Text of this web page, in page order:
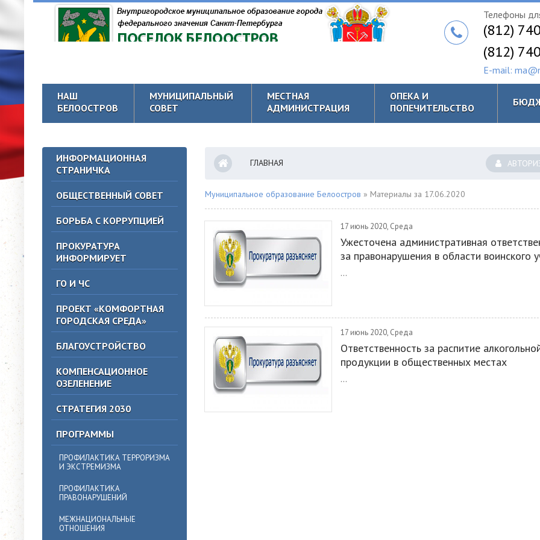
Телефоны
(812)
(812)
E-mail:
НАШ
БЕЛООСТРОВ
МУНИЦИПАЛЬНЫЙ
СОВЕТ
МЕСТНАЯ
АДМИНИСТРАЦИЯ
ОПЕКА И
ПОПЕЧИТЕЛЬСТВО
ИНФОРМАЦИОННАЯ
СТРАНИЧКА
ОБЩЕСТВЕННЫЙ СОВЕТ
БОРЬБА С КОРРУПЦИЕЙ
ПРОКУРАТУРА
ИНФОРМИРУЕТ
ГО И ЧС
ПРОЕКТ «КОМФОРТНАЯ
ГОРОДСКАЯ СРЕДА»
БЛАГОУСТРОЙСТВО
КОМПЕНСАЦИОННОЕ
ОЗЕЛЕНЕНИЕ
СТРАТЕГИЯ 2030
ПРОГРАММЫ
ПРОФИЛАКТИКА ТЕРРОРИЗМА
И ЭКСТРЕМИЗМА
ПРОФИЛАКТИКА
ПРАВОНАРУШЕНИЙ
МЕЖНАЦИОНАЛЬНЫЕ
ОТНОШЕНИЯ
ГЛАВНАЯ
Муниципальное образование Белоостров » Материалы за 17.06.2020
17 июнь 2020, Среда
Ужесточена административная
за правонарушения в области воинского
...
17 июнь 2020, Среда
Ответственность за распитие
продукции в общественных местах
...